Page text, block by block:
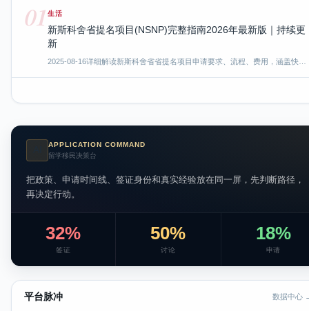
01 生活
新斯科舍省提名项目(NSNP)完整指南2026年最新版｜持续更
新
2025-08-16详细解读新斯科舍省省提名项目申请要求、流程、费用，涵盖快…
APPLICATION COMMAND
留学移民决策台
把政策、申请时间线、签证身份和真实经验放在同一屏，先判断路径，
再决定行动。
32%
签证
50%
讨论
18%
申请
平台脉冲 数据中心